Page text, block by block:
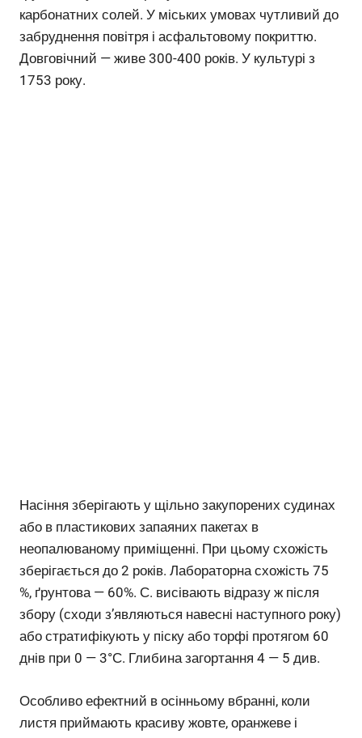
карбонатних солей. У міських умовах чутливий до
забруднення повітря і асфальтовому покриттю.
Довговічний — живе 300-400 років. У культурі з
1753 року.
Насіння зберігають у щільно закупорених судинах
або в пластикових запаяних пакетах в
неопалюваному приміщенні. При цьому схожість
зберігається до 2 років. Лабораторна схожість 75
%, ґрунтова — 60%. С. висівають відразу ж після
збору (сходи з’являються навесні наступного року)
або стратифікують у піску або торфі протягом 60
днів при 0 — 3°С. Глибина загортання 4 — 5 див.
Особливо ефектний в осінньому вбранні, коли
листя приймають красиву жовте, оранжеве і